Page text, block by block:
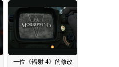
一位《辐射 4》的修改